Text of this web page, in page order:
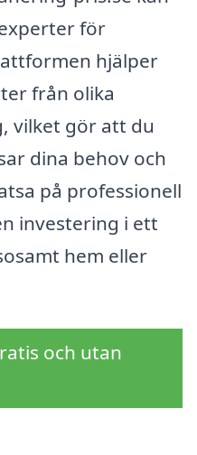
för
hjälper
från olika
vilket gör att du
dina behov och
på professionell
investering i ett
hem eller
och utan